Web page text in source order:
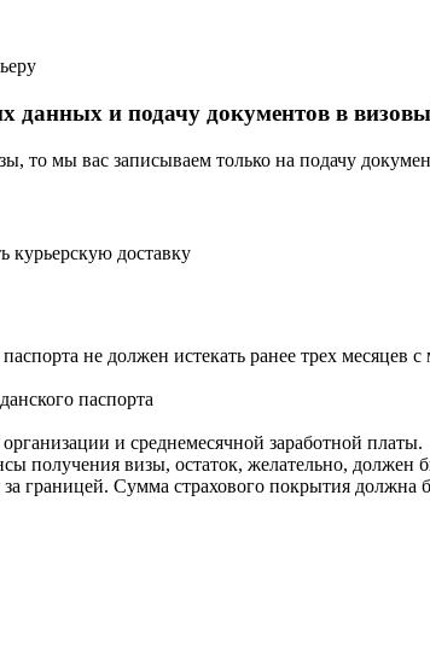
данных и подачу документов в
то мы вас записываем только на подачу
курьерскую доставку
не должен истекать ранее трех месяцев
паспорта
и среднемесячной заработной платы.
получения визы, остаток, желательно, должен
границей. Сумма страхового покрытия